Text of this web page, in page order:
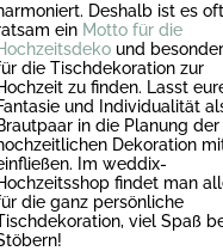
Deshalb ist es oft
ein Motto für die
und
die Tischdekoration zur
zu finden. Lasst
und Individualität
in die Planung der
Dekoration
Im weddix-
findet man
die ganz persönliche
viel Spaß